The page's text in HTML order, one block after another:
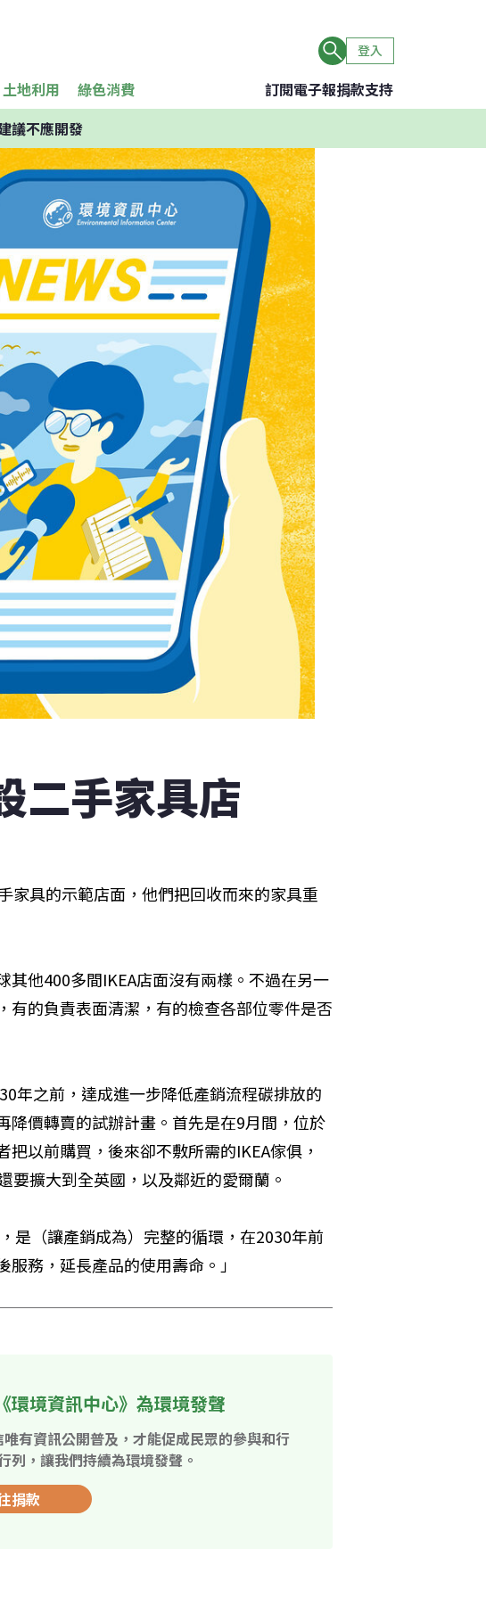
登入
土地利用 綠色消費 訂閱電子報捐款支持
議不應開發
二手家具店
家具的示範店面，他們把回收而來的家具重
他400多間IKEA店面沒有兩樣。不過在另一
的負責表面清潔，有的檢查各部位零件是否
年之前，達成進一步降低產銷流程碳排放的
降價轉賣的試辦計畫。首先是在9月間，位於
以前購買，後來卻不敷所需的IKEA傢俱，
要擴大到全英國，以及鄰近的愛爾蘭。
是（讓產銷成為）完整的循環，在2030年前
務，延長產品的使用壽命。」
境資訊中心》為環境發聲
有資訊公開普及，才能促成民眾的參與和行
列，讓我們持續為環境發聲。
捐款